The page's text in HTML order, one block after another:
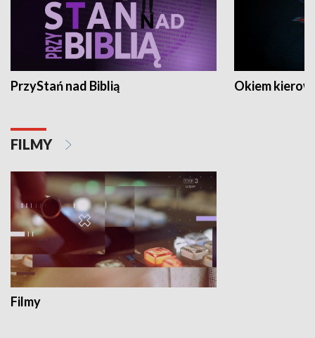
PrzyStań nad Biblią Okiem
FILMY
Filmy